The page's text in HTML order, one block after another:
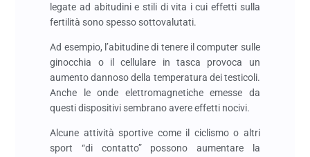
legate ad abitudini e stili di vita i cui effetti sulla
fertilità sono spesso sottovalutati.
Ad esempio, l’abitudine di tenere il computer sulle
ginocchia o il cellulare in tasca provoca un
aumento dannoso della temperatura dei testicoli.
Anche le onde elettromagnetiche emesse da
questi dispositivi sembrano avere effetti nocivi.
Alcune attività sportive come il ciclismo o altri
sport “di contatto” possono aumentare la